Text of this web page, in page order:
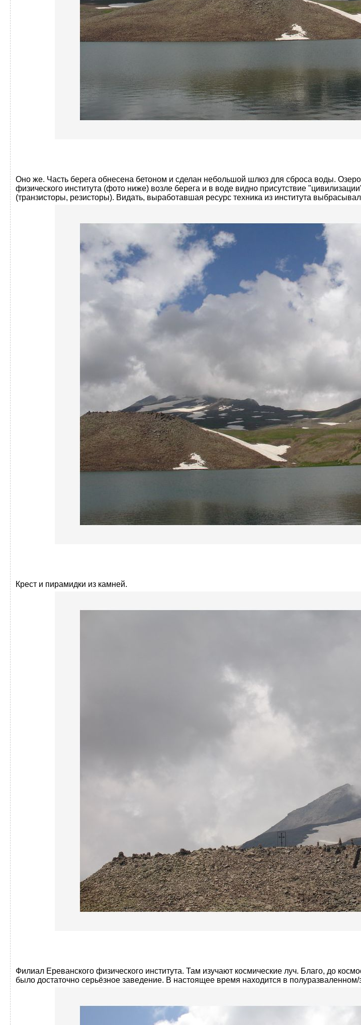
Оно же. Часть берега обнесена бетоном и сделан небольшой шлюз для сброса воды.
физического института (фото ниже) возле берега и в воде видно присутствие
(транзисторы, резисторы). Видать, выработавшая ресурс техника из института
Крест и пирамидки из камней.
Филиал Ереванского физического института. Там изучают космические луч. Благо, до
было достаточно серьёзное заведение. В настоящее время находится в